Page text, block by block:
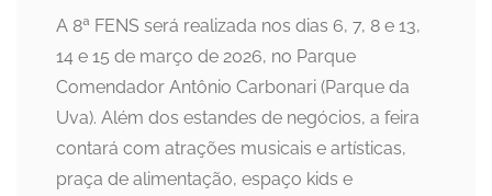
A 8ª FENS será realizada nos dias 6, 7, 8 e 13,
14 e 15 de março de 2026, no Parque
Comendador Antônio Carbonari (Parque da
Uva). Além dos estandes de negócios, a feira
contará com atrações musicais e artísticas,
praça de alimentação, espaço kids e